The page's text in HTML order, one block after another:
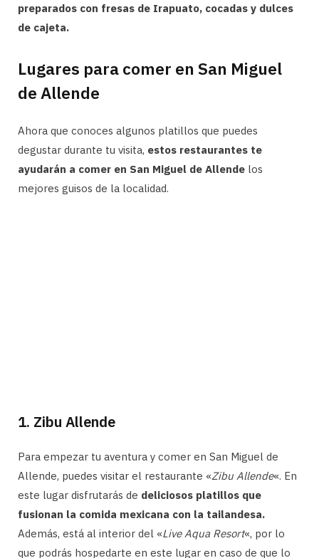
preparados con fresas de Irapuato, cocadas y dulces
de cajeta.
Lugares para comer en San Miguel
de Allende
Ahora que conoces algunos platillos que puedes
degustar durante tu visita, estos restaurantes te
ayudarán a comer en San Miguel de Allende los
mejores guisos de la localidad.
1. Zibu Allende
Para empezar tu aventura y comer en San Miguel de
Allende, puedes visitar el restaurante «Zibu Allende«. En
este lugar disfrutarás de deliciosos platillos que
fusionan la comida mexicana con la tailandesa.
Además, está al interior del «Live Aqua Resort«, por lo
que podrás hospedarte en este lugar en caso de que lo